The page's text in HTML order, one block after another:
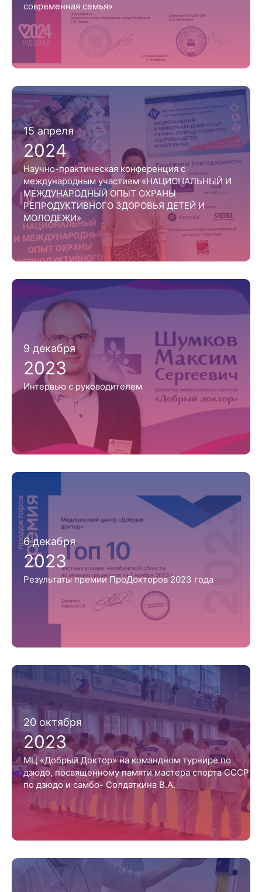
современная семья»
15 апреля
2024
Научно-практическая конференция с
международным участием «НАЦИОНАЛЬНЫЙ И
МЕЖДУНАРОДНЫЙ ОПЫТ ОХРАНЫ
РЕПРОДУКТИВНОГО ЗДОРОВЬЯ ДЕТЕЙ И
МОЛОДЕЖИ»
9 декабря
2023
Интервью с руководителем
6 декабря
2023
Результаты премии ПроДокторов 2023 года
20 октября
2023
МЦ «Добрый Доктор» на командном турнире по
дзюдо, посвященному памяти мастера спорта СССР
по дзюдо и самбо- Солдаткина В.А.